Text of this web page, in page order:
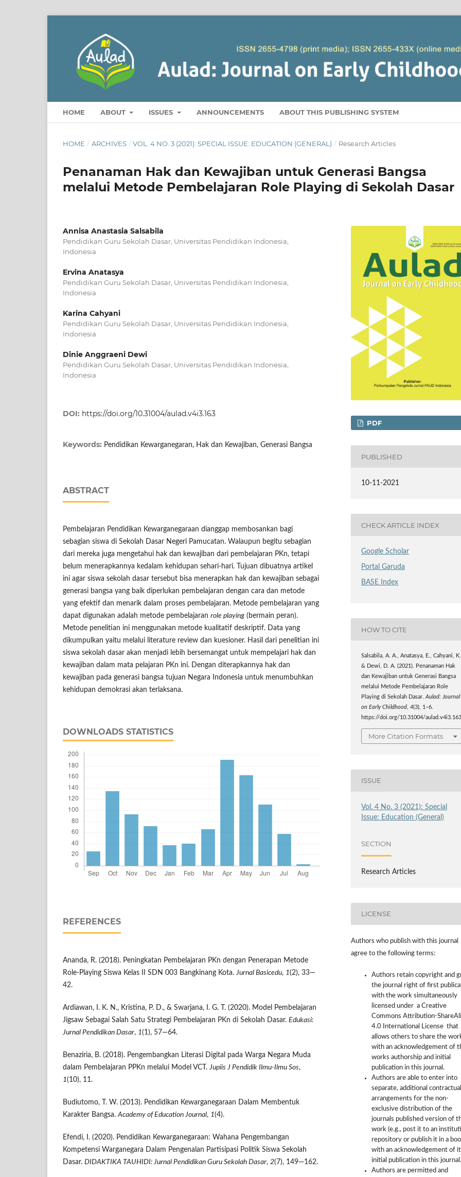
HOME ABOUT ISSUES ANNOUNCEMENTS ABOUT THIS PUBLISHING SYSTEM
HOME / ARCHIVES / VOL. 4 NO. 3 (2021): SPECIAL ISSUE: EDUCATION (GENERAL) / Research Articles
Penanaman Hak dan Kewajiban untuk Generasi Bangsa
melalui Metode Pembelajaran Role Playing di Sekolah Dasar
Annisa Anastasia Salsabila
Pendidikan Guru Sekolah Dasar, Universitas Pendidikan Indonesia,
Indonesia
Ervina Anatasya
Pendidikan Guru Sekolah Dasar, Universitas Pendidikan Indonesia,
Indonesia
Karina Cahyani
Pendidikan Guru Sekolah Dasar, Universitas Pendidikan Indonesia,
Indonesia
Dinie Anggraeni Dewi
Pendidikan Guru Sekolah Dasar, Universitas Pendidikan Indonesia,
Indonesia
DOI: https://doi.org/10.31004/aulad.v4i3.163
Keywords: Pendidikan Kewarganegaran, Hak dan Kewajiban, Generasi Bangsa
ABSTRACT
Pembelajaran Pendidikan Kewarganegaraan dianggap membosankan bagi
sebagian siswa di Sekolah Dasar Negeri Pamucatan. Walaupun begitu sebagian
dari mereka juga mengetahui hak dan kewajiban dari pembelajaran PKn, tetapi
belum menerapkannya kedalam kehidupan sehari-hari. Tujuan dibuatnya artikel
ini agar siswa sekolah dasar tersebut bisa menerapkan hak dan kewajiban sebagai
generasi bangsa yang baik diperlukan pembelajaran dengan cara dan metode
yang efektif dan menarik dalam proses pembelajaran. Metode pembelajaran yang
dapat digunakan adalah metode pembelajaran role playing (bermain peran).
Metode penelitian ini menggunakan metode kualitatif deskriptif. Data yang
dikumpulkan yaitu melalui literature review dan kuesioner. Hasil dari penelitian ini
siswa sekolah dasar akan menjadi lebih bersemangat untuk mempelajari hak dan
kewajiban dalam mata pelajaran PKn ini. Dengan diterapkannya hak dan
kewajiban pada generasi bangsa tujuan Negara Indonesia untuk menumbuhkan
kehidupan demokrasi akan terlaksana.
DOWNLOADS STATISTICS
REFERENCES
Ananda, R. (2018). Peningkatan Pembelajaran PKn dengan Penerapan Metode
Role-Playing Siswa Kelas II SDN 003 Bangkinang Kota.Jurnal Basicedu, 1(2), 33—
42.
Ardiawan, I. K. N., Kristina, P. D., & Swarjana, I. G. T. (2020). Model Pembelajaran
Jigsaw Sebagai Salah Satu Strategi Pembelajaran PKn di Sekolah Dasar. Edukasi:
Jurnal Pendidikan Dasar, 1(1), 57—64.
Benaziria, B. (2018). Pengembangkan Literasi Digital pada Warga Negara Muda
dalam Pembelajaran PPKn melalui Model VCT.Jupiis J Pendidik Ilmu-Ilmu Sos,
1(10), 11.
Budiutomo, T. W. (2013). Pendidikan Kewarganegaraan Dalam Membentuk
Karakter Bangsa.Academy of Education Journal, 1(4).
Efendi, I. (2020). Pendidikan Kewarganegaraan: Wahana Pengembangan
Kompetensi Warganegara Dalam Pengenalan Partisipasi Politik Siswa Sekolah
Dasar. DIDAKTIKA TAUHIDI: Jurnal Pendidikan Guru Sekolah Dasar, 2(7), 149—162.
PDF
PUBLISHED
10-11-2021
CHECK ARTICLE INDEX
Google Scholar
Portal Garuda
BASE Index
HOW TO CITE
Salsabila, A. A., Anatasya, E., Cahyani,
& Dewi, D. A. (2021). Penanaman Hak
dan Kewajiban untuk Generasi Bangsa
melalui Metode Pembelajaran Role
Playing di Sekolah Dasar.Aulad: Journal
on Early Childhood,4(3), 1–6.
https://doi.org/10.31004/aulad.v4i3.163
More Citation Formats
ISSUE
Vol. 4 No. 3 (2021): Special
Issue: Education (General)
SECTION
Research Articles
LICENSE
Authors who publish with this journal
agree to the following terms:
Authors retain copyright and
the journal right of first
with the work simultaneously
licensed under a Creative
Commons Attribution-
4.0 International License that
allows others to share the
with an acknowledgement of
works authorship and initial
publication in this journal.
Authors are able to enter into
separate, additional contractual
arrangements for the non-
exclusive distribution of the
journals published version of
work (e.g., post it to an
repository or publish it in a
with an acknowledgement of
initial publication in this journal.
Authors are permitted and